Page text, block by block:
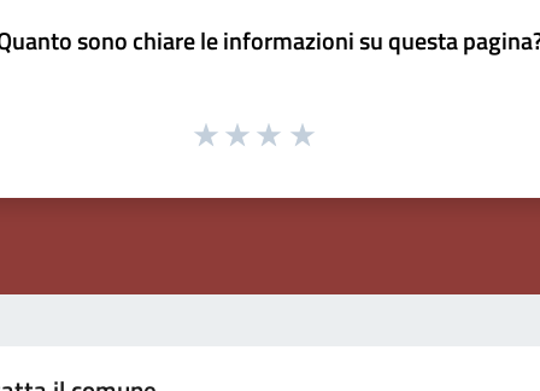
sono chiare le informazioni su questa